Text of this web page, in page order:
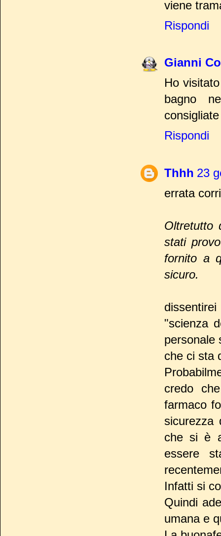
viene
Rispondi
Gianni
Ho
bagno
Rispondi
Thhh 23
errata
Oltretutto
stati
fornito a
sicuro.
"scienza
personale
che ci sta
credo
farmaco
sicurezza
che si è
essere
Infatti si
Quindi
umana e